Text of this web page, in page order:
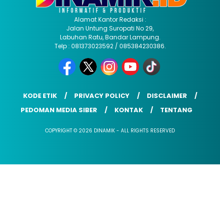
Alamat Kantor Redaksi :
Jalan Untung Suropati No 29,
Labuhan Ratu, Bandar Lampung.
Telp : 081373023592 / 085384230386.
KODE ETIK PRIVACY POLICY
DISCLAIMER
PEDOMAN MEDIA SIBER
KONTAK TENTANG
COPYRIGHT © 2026 DINAMIK - ALL RIGHTS RESERVED